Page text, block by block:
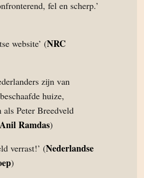
fel en scherp.’
website’ (NRC
zijn van
huize,
Peter Breedveld
Anil Ramdas)
verrast!’ (Nederlandse
)